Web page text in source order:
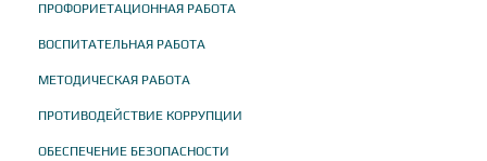
ПРОФОРИЕТАЦИОННАЯ РАБОТА
ВОСПИТАТЕЛЬНАЯ РАБОТА
МЕТОДИЧЕСКАЯ РАБОТА
ПРОТИВОДЕЙСТВИЕ КОРРУПЦИИ
ОБЕСПЕЧЕНИЕ БЕЗОПАСНОСТИ